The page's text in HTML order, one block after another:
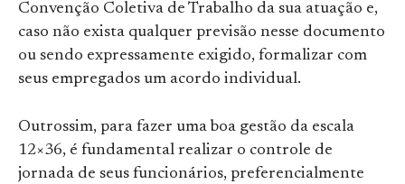
Convenção Coletiva de Trabalho da sua atuação e,
caso não exista qualquer previsão nesse documento
ou sendo expressamente exigido, formalizar com
seus empregados um acordo individual.
Outrossim, para fazer uma boa gestão da escala
12×36, é fundamental realizar o controle de
jornada de seus funcionários, preferencialmente